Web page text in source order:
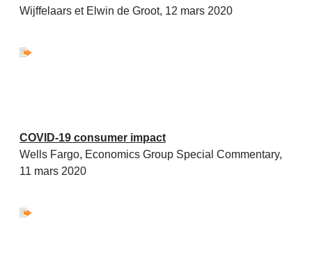
Wijffelaars et Elwin de Groot, 12 mars 2020
COVID-19 consumer impact
Wells Fargo, Economics Group Special Commentary,
11 mars 2020